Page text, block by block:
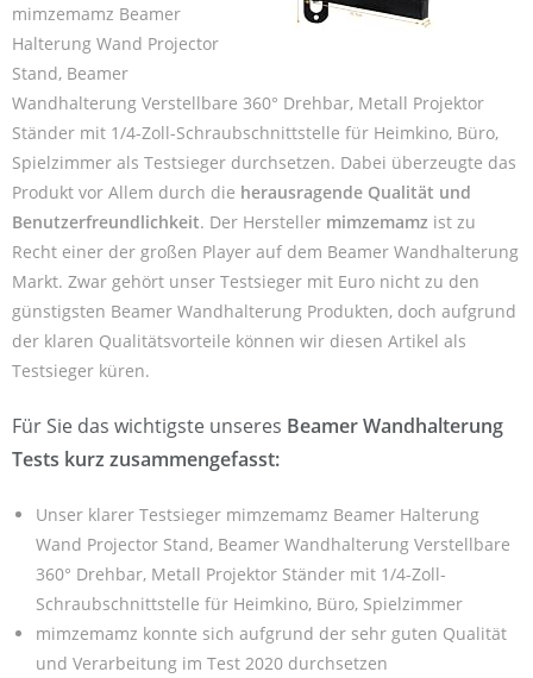
mimzemamz Beamer
Halterung Wand Projector
Stand, Beamer
Wandhalterung Verstellbare 360° Drehbar, Metall Projektor
Ständer mit 1/4-Zoll-Schraubschnittstelle für Heimkino, Büro,
Spielzimmer als Testsieger durchsetzen. Dabei überzeugte das
Produkt vor Allem durch die herausragende Qualität und
Benutzerfreundlichkeit. Der Hersteller mimzemamz ist zu
Recht einer der großen Player auf dem Beamer Wandhalterung
Markt. Zwar gehört unser Testsieger mit Euro nicht zu den
günstigsten Beamer Wandhalterung Produkten, doch aufgrund
der klaren Qualitätsvorteile können wir diesen Artikel als
Testsieger küren.
Für Sie das wichtigste unseres Beamer Wandhalterung
Tests kurz zusammengefasst:
Unser klarer Testsieger mimzemamz Beamer Halterung
Wand Projector Stand, Beamer Wandhalterung Verstellbare
360° Drehbar, Metall Projektor Ständer mit 1/4-Zoll-
Schraubschnittstelle für Heimkino, Büro, Spielzimmer
mimzemamz konnte sich aufgrund der sehr guten Qualität
und Verarbeitung im Test 2020 durchsetzen